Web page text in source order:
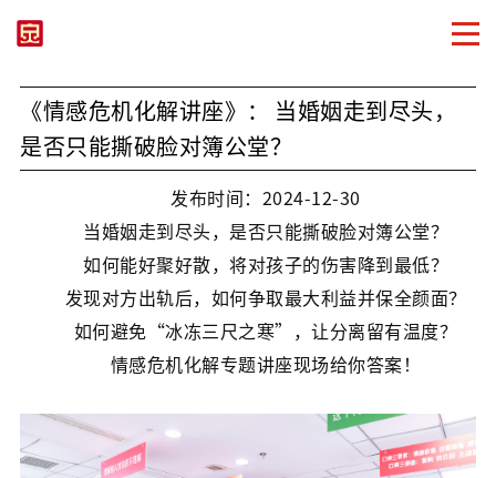
《情感危机化解讲座》： 当婚姻走到尽头，
是否只能撕破脸对簿公堂？
发布时间：2024-12-30
当婚姻走到尽头，是否只能撕破脸对簿公堂？
如何能好聚好散，将对孩子的伤害降到最低？
发现对方出轨后，如何争取最大利益并保全颜面？
如何避免“冰冻三尺之寒”，让分离留有温度？
情感危机化解专题讲座现场给你答案！